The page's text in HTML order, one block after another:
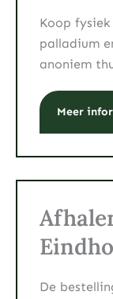
Koop
palladium
anoniem
Meer
De